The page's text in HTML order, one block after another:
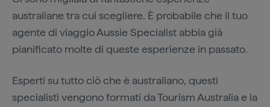
australiane tra cui scegliere. È probabile che il tuo
agente di viaggio Aussie Specialist abbia già
pianificato molte di queste esperienze in passato.
Esperti su tutto ciò che è australiano, questi
specialisti vengono formati da Tourism Australia e la